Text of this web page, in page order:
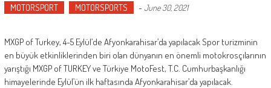
MOTORSPORT MOTORSPORTS -June 30, 2021
MXGP of Turkey, 4-5 Eylül’de Afyonkarahisar’da yapılacak Spor turizminin
en büyük etkinliklerinden biri olan dünyanın en önemli motokrosçılarının
yarıştığı MXGP of TURKEY ve Türkiye MotoFest, T.C. Cumhurbaşkanlığı
himayelerinde Eylül’ün ilk haftasında Afyonkarahisar’da yapılacak.